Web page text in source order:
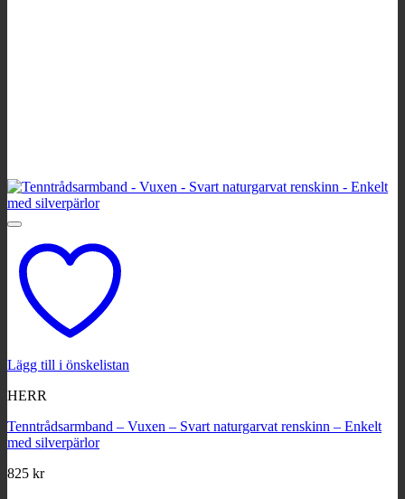
Lägg till i önskelistan
HERR
Tenntrådsarmband – Vuxen – Svart naturgarvat renskinn – Enkelt
med silverpärlor
825 kr